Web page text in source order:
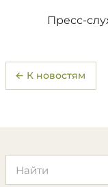
Пресс-
← К новостям